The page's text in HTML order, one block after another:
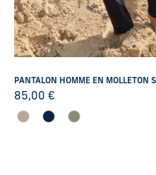
PANTALON HOMME EN MOLLETON
85,00€